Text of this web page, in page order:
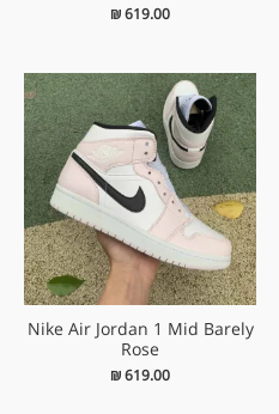
₪619.00
Nike Air Jordan 1 Mid Barely
Rose
₪619.00